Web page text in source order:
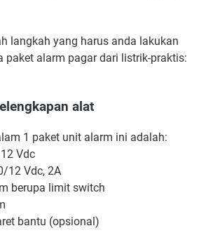
langkah yang harus anda lakukan
paket alarm pagar dari listrik-praktis:
alat
1 paket unit alarm ini adalah:
Vdc
12 Vdc, 2A
berupa limit switch
bantu (opsional)